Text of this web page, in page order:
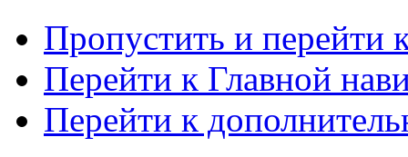
Пропустить и перейти
Перейти к Главной
Перейти к